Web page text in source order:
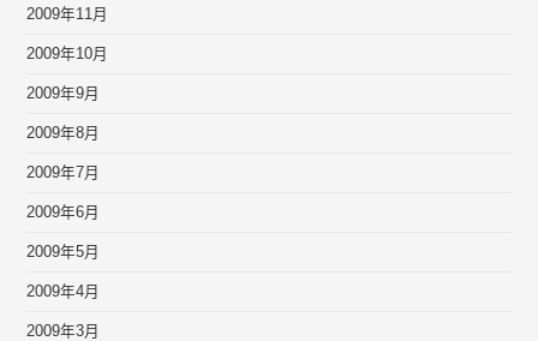
2009年11月
2009年10月
2009年9月
2009年8月
2009年7月
2009年6月
2009年5月
2009年4月
2009年3月